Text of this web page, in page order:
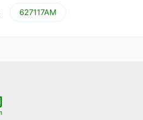
627117AM